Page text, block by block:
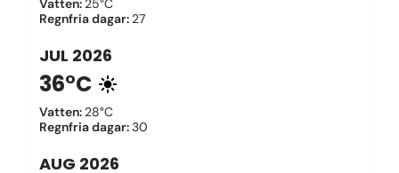
Vatten: 25°C
Regnfria dagar: 27
JUL 2026
36°C
Vatten: 28°C
Regnfria dagar:30
AUG 2026